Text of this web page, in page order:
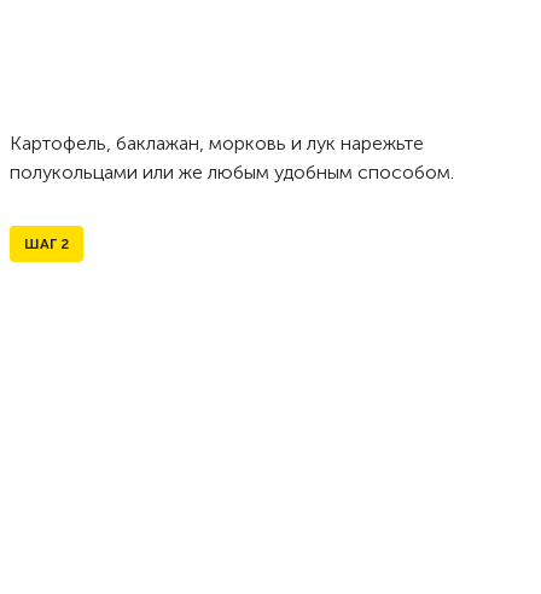
Картофель, баклажан, морковь и лук нарежьте
полукольцами или же любым удобным способом.
ШАГ 2